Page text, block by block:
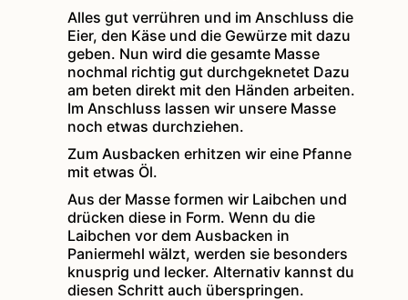
Alles gut verrühren und im Anschluss die
Eier, den Käse und die Gewürze mit dazu
geben. Nun wird die gesamte Masse
nochmal richtig gut durchgeknetet Dazu
am beten direkt mit den Händen arbeiten.
Im Anschluss lassen wir unsere Masse
noch etwas durchziehen.
Zum Ausbacken erhitzen wir eine Pfanne
mit etwas Öl.
Aus der Masse formen wir Laibchen und
drücken diese in Form. Wenn du die
Laibchen vor dem Ausbacken in
Paniermehl wälzt, werden sie besonders
knusprig und lecker. Alternativ kannst du
diesen Schritt auch überspringen.